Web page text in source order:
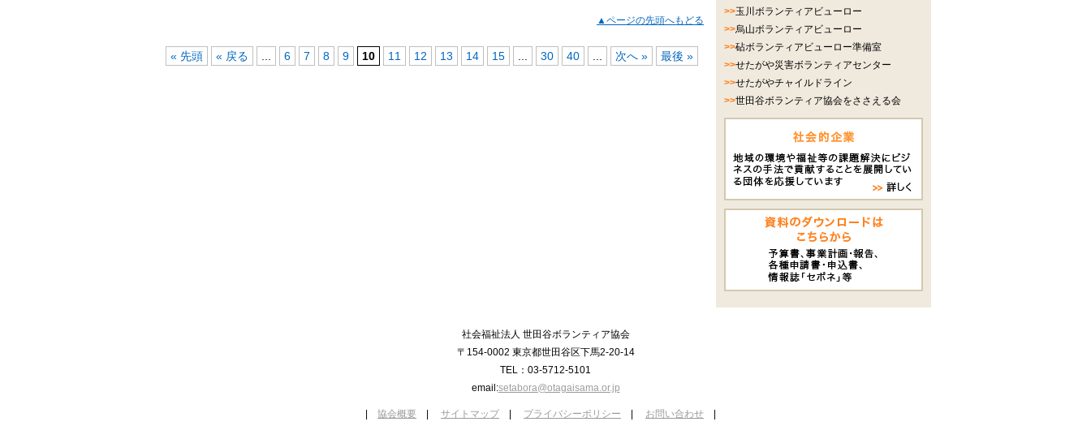
▲ページの先頭へもどる
« 先頭 « 戻る 6 7 8 9 10 11 12 13 14 15 30 40 次へ » 最後 »
>>玉川ボランティアビューロー
>>烏山ボランティアビューロー
>>砧ボランティアビューロー準備室
>>せたがや災害ボランティアセンター
>>せたがやチャイルドライン
>>世田谷ボランティア協会をささえる会
社会福祉法人 世田谷ボランティア協会
〒154-0002 東京都世田谷区下馬2-20-14
TEL：03-5712-5101
email:setabora@otagaisama.or.jp
協会概要 サイトマップ プライバシーポリシー お問い合わせ